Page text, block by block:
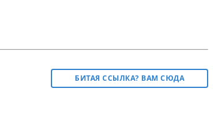
БИТАЯ ССЫЛКА? ВАМ СЮДА